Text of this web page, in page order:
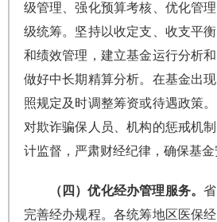
级管理、强化预算考核、优化管
级统筹。坚持以收定支、收支平
和绩效管理，建立基金运行分析
做好中长期精算分析。在基金出
照规定及时调整筹资或待遇政策
对欺诈骗保人员、机构的惩戒机
计监督，严肃财经纪律，确保基金
（四）优化经办管理服务。
完善经办规程。各统筹地区医保